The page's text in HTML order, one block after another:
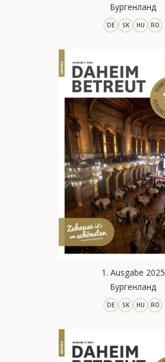
Бургенланд
DE SK HU RO
1. Ausgabe 2025
Бургенланд
DE SK HU RO